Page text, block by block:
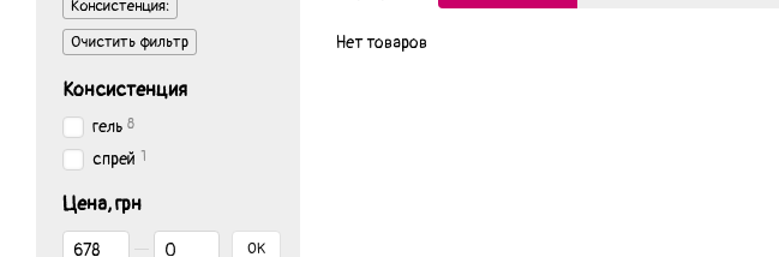
Нет товаров
Консистенция:
Очистить фильтр
Консистенция
гель 8
спрей 1
Цена, грн
От Цена, грн
До Цена, грн OK